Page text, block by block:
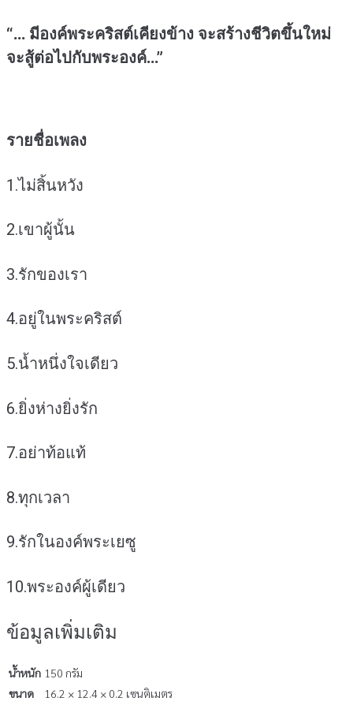
“… มีองค์พระคริสต์เคียงข้าง จะสร้างชีวิตขึ้นใหม่
จะสู้ต่อไปกับพระองค์…”
รายชื่อเพลง
1.ไม่สิ้นหวัง
2.เขาผู้นั้น
3.รักของเรา
4.อยู่ในพระคริสต์
5.น้ำหนึ่งใจเดียว
6.ยิ่งห่างยิ่งรัก
7.อย่าท้อแท้
8.ทุกเวลา
9.รักในองค์พระเยซู
10.พระองค์ผู้เดียว
ข้อมูลเพิ่มเติม
น้ำหนัก 150 กรัม
ขนาด
16.2 × 12.4 × 0.2 เซนติเมตร